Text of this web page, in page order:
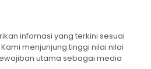
infomasi yang terkini sesuai
menjunjung tinggi nilai nilai
utama sebagai media